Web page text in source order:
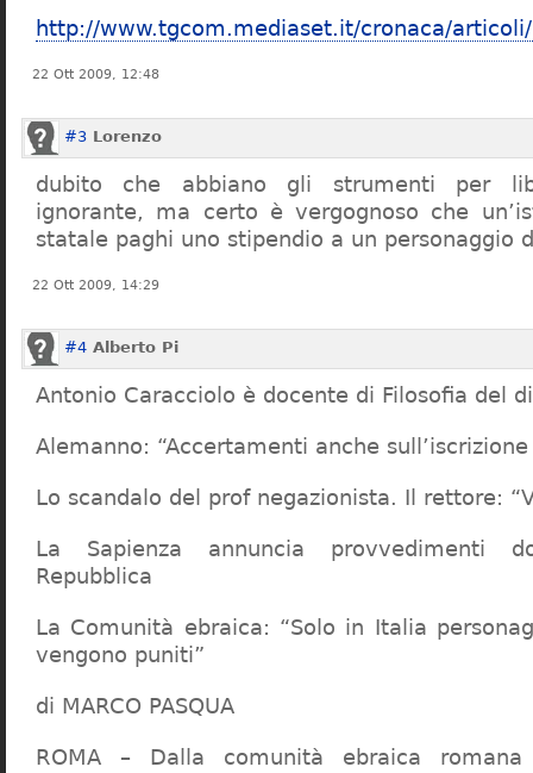
http://www.tgcom.mediaset.it/cronaca/
22 Ott 2009, 12:48
#3 Lorenzo
dubito che abbiano gli strumenti per
ignorante, ma certo è vergognoso che
statale paghi uno stipendio a un personaggio
22 Ott 2009, 14:29
#4 Alberto Pi
Antonio Caracciolo è docente di Filosofia del
Alemanno: “Accertamenti anche
Lo scandalo del prof negazionista. Il rettore:
La Sapienza annuncia provvedimenti
Repubblica
La Comunità ebraica: “Solo in Italia
vengono puniti”
di MARCO PASQUA
ROMA – Dalla comunità ebraica